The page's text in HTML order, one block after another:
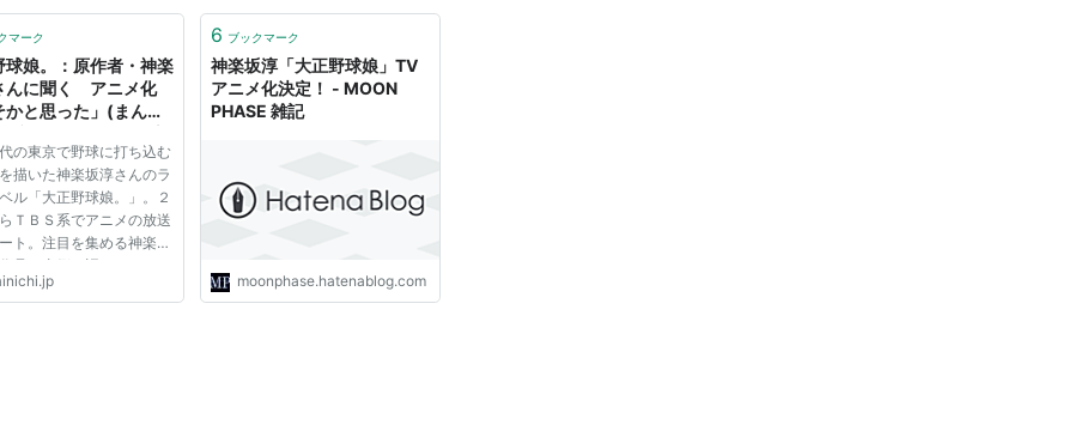
埃にまみれます (トクマ・ノベルズEdge)
路
書店
回
(42件) を見る
かりん
マーク
球娘。：原作者・神楽
んに聞く アニメ化
かと思った」(まんた
の東京で野球に打ち込む
描いた神楽坂淳さんのラ
ル「大正野球娘。」。２
ＴＢＳ系でアニメの放送
ト。注目を集める神楽坂
作品の裏側を語ってもらっ
どうして大正時代を舞
6 ブックマーク
神楽坂淳「大正野球娘」TV
アニメ化決定！ - MOON
PHASE 雑記
moonphase.hatenablog.com